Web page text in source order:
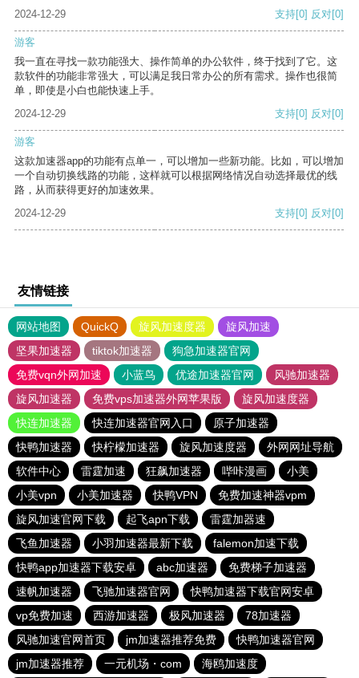
2024-12-29 支持[0] 反对[0]
游客
我一直在寻找一款功能强大、操作简单的办公软件，终于找到了它。这
款软件的功能非常强大，可以满足我日常办公的所有需求。操作也很简
单，即使是小白也能快速上手。
2024-12-29
支持[0] 反对[0]
游客
这款加速器app的功能有点单一，可以增加一些新功能。比如，可以增加
一个自动切换线路的功能，这样就可以根据网络情况自动选择最优的线
路，从而获得更好的加速效果。
2024-12-29
支持[0] 反对[0]
友情链接
网站地图 QuickQ 旋风加速度器
旋风加速
坚果加速器
tiktok加速器
狗急加速器官网
免费vqn外网加速
小蓝鸟 优途加速器官网
风驰加速器
旋风加速器
免费vps加速器外网苹果版
旋风加速度器
快连加速器
快连加速器官网入口
原子加速器
快鸭加速器
快柠檬加速器 旋风加速度器
外网网址导航
软件中心
雷霆加速 狂飙加速器 哔咔漫画
小美
小美vpn
小美加速器 快鸭VPN
免费加速神器vpm
旋风加速官网下载
起飞apn下载
雷霆加器速
飞鱼加速器
小羽加速器最新下载
falemon加速下载
快鸭app加速器下载安卓
abc加速器
免费梯子加速器
速帆加速器
飞驰加速器官网
快鸭加速器下载官网安卓
vp免费加速
西游加速器 极风加速器
78加速器
风驰加速官网首页
jm加速器推荐免费
快鸭加速器官网
jm加速器推荐
一元机场・com 海鸥加速度